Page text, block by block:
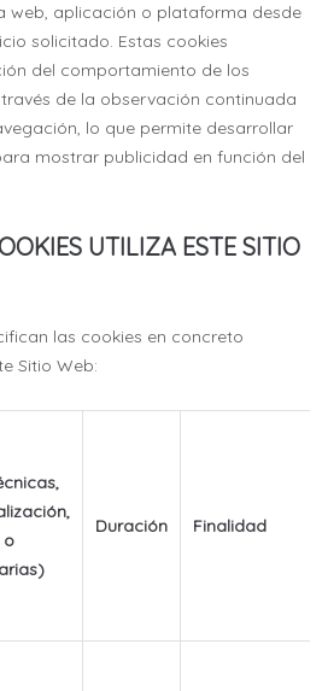
web, aplicación o plataforma desde
solicitado. Estas cookies
del comportamiento de los
de la observación continuada
lo que permite desarrollar
mostrar publicidad en función del
UTILIZA ESTE SITIO
las cookies en concreto
Sitio Web:
o
Duración Finalidad